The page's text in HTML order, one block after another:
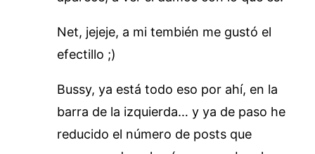
Net, jejeje, a mi tembién me gustó el
efectillo ;)
Bussy, ya está todo eso por ahí, en la
barra de la izquierda… y ya de paso he
reducido el número de posts que